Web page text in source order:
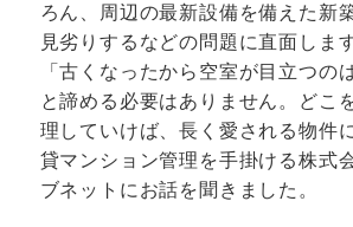
ろん、周辺の最新設備を備えた新
見劣りするなどの問題に直面しま
「古くなったから空室が目立つの
と諦める必要はありません。どこ
理していけば、長く愛される物件
貸マンション管理を手掛ける株式
ブネットにお話を聞きました。